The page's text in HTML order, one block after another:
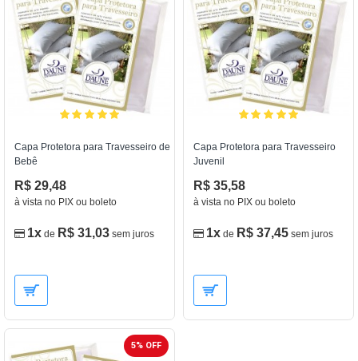
Capa Protetora para Travesseiro de
Bebê
R$ 29,48
à vista no PIX ou boleto
1x de R$ 31,03 sem juros
Capa Protetora para Travesseiro
Juvenil
R$ 35,58
à vista no PIX ou boleto
1xde R$ 37,45sem juros
5% OFF